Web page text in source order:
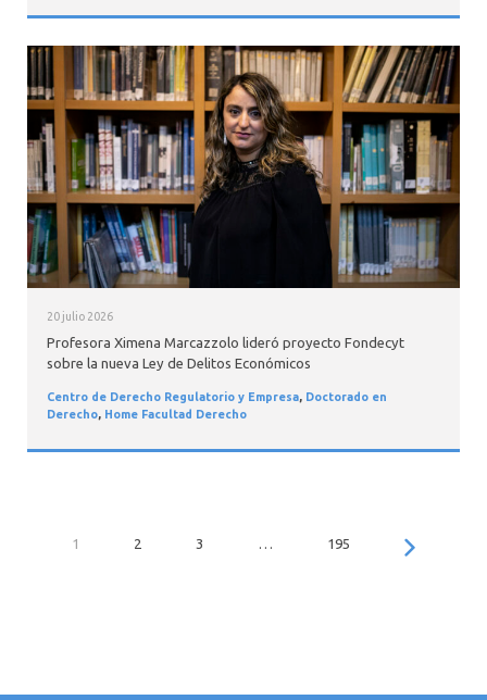
20 julio 2026
Profesora Ximena Marcazzolo lideró proyecto Fondecyt
sobre la nueva Ley de Delitos Económicos
Centro de Derecho Regulatorio y Empresa, Doctorado en
Derecho, Home Facultad Derecho
1 2 3 … 195